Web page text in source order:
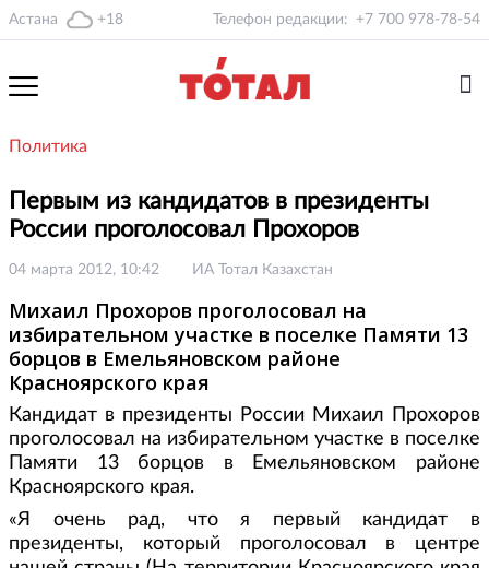
Астана +18 Телефон редакции: +7 700 978-78-54
Политика
Первым из кандидатов в президенты
России проголосовал Прохоров
04 марта 2012, 10:42 ИА Тотал Казахстан
Михаил Прохоров проголосовал на
избирательном участке в поселке Памяти 13
борцов в Емельяновском районе
Красноярского края
Кандидат в президенты России Михаил Прохоров
проголосовал на избирательном участке в поселке
Памяти 13 борцов в Емельяновском районе
Красноярского края.
«Я очень рад, что я первый кандидат в
президенты, который проголосовал в центре